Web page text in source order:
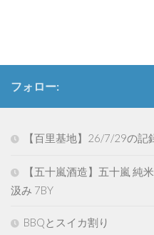
フォロー:
【百里基地】26/7/29の記
【五十嵐酒造】五十嵐 純
汲み 7BY
BBQとスイカ割り